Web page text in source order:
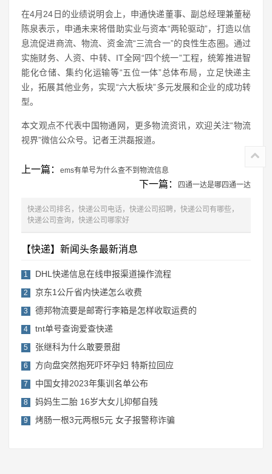
在4月24日的业绩说明会上，申通快递董事、副总经理兼董秘
陈泉表示，申通未来将借助实业与资本“两轮驱动”，打造以信
息流促进商流、物流、资金流“三流合一”的良性生态圈。通过
实施财务、人资、中转、IT全网“四个统一”工程，统筹推进智
能化仓储、集约化运输等“五位一体”总体布局，立足快递主
业，拓展其他业务，实现“六大板块”多元发展和企业的成功转
型。
本文观点不代表中国物通网，更多物流资讯，欢迎关注“物流
视界”微信公众号。记者王洪磊报道。
上一篇： ems有单号为什么查不到物流信息
下一篇： 四通一达是哪四通一达
快递公司排名，快递公司电话，快递公司招聘，快递公司有哪些，
快递公司查询，快递公司哪家好
【快递】新闻头条最新消息
1 DHL快递信息在线申报渠道操作流程
2 京东1公斤省内快递怎么收费
3 德邦物流要是邮寄行李箱是怎样收取运费的
4 tnt单号查询爱查快递
5 张继科为什么敢要景甜
6 方向盘突然抱死吓坏孕妇 特斯拉回应
7 中国女排2023年集训名单公布
8 妈妈生二胎 16岁大女儿抑郁自残
9 烤肠一根3元两根5元 女子报警称诈骗